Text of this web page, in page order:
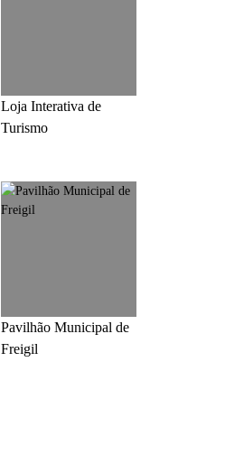
Loja Interativa de
Turismo
Pavilhão Municipal de
Freigil